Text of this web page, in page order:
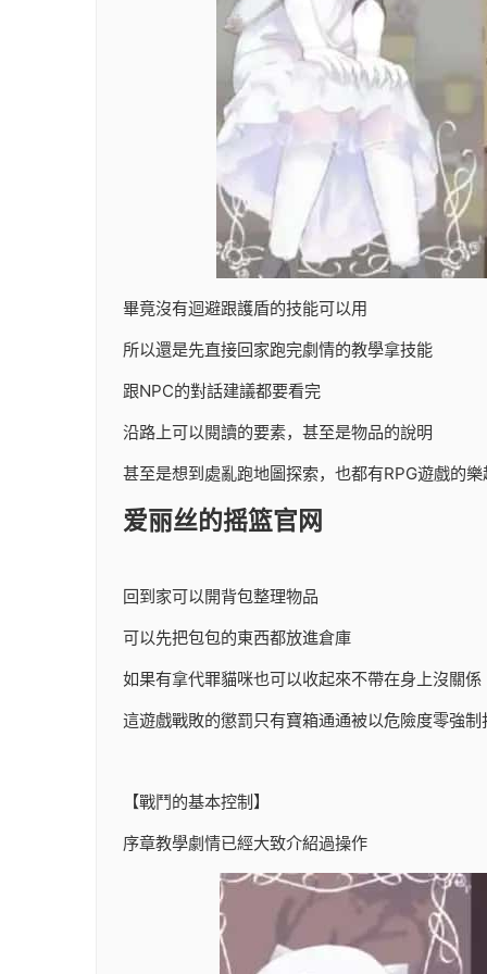
畢竟沒有迴避跟護盾的技能可以用
所以還是先直接回家跑完劇情的教學拿技能
跟NPC的對話建議都要看完
沿路上可以閱讀的要素，甚至是物品的說明
甚至是想到處亂跑地圖探索，也都有RPG遊戲的樂
爱丽丝的摇篮官网
回到家可以開背包整理物品
可以先把包包的東西都放進倉庫
如果有拿代罪貓咪也可以收起來不帶在身上沒關係
這遊戲戰敗的懲罰只有寶箱通通被以危險度零強制
【戰鬥的基本控制】
序章教學劇情已經大致介紹過操作